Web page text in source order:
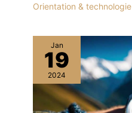
Orientation & technologie
Jan
19
2024